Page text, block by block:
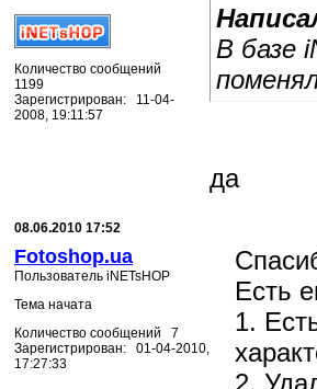
CLOSE
Количество сообщений
1199
Зарегистрирован: 11-04-
2008, 19:11:57
В базе
да
08.06.2010 17:52
Fotoshop.ua
Пользователь iNETsHOP
Тема начата
Количество сообщений 7
Зарегистрирован: 01-04-2010,
17:27:33
Есть
1.
2.